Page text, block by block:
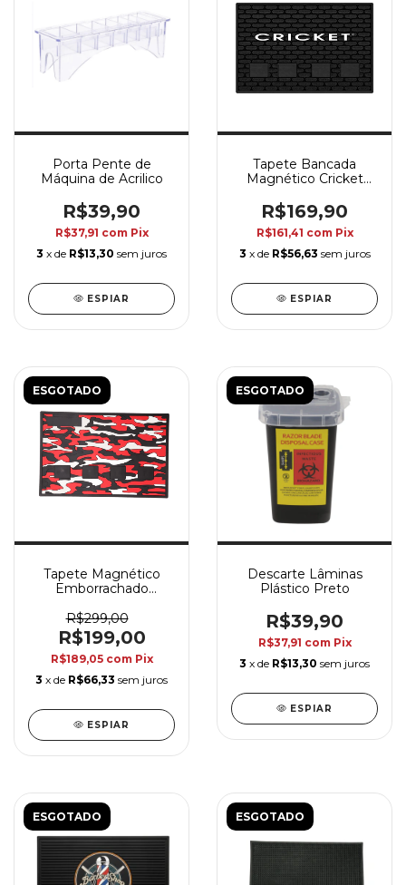
Porta Pente de
Máquina de Acrilico
R$39,90
R$37,91 com Pix
3 x de R$13,30 sem juros
ESPIAR
Tapete Bancada
Magnético Cricket
R$169,90
R$161,41 com Pix
3 x de R$56,63 sem juros
ESPIAR
ESGOTADO
Tapete Magnético
Emborrachado
R$299,00
R$199,00
R$189,05 com Pix
3 x de R$66,33 sem juros
ESPIAR
ESGOTADO
Descarte Lâminas
Plástico Preto
R$39,90
R$37,91 com Pix
3 x de R$13,30 sem juros
ESPIAR
ESGOTADO ESGOTADO